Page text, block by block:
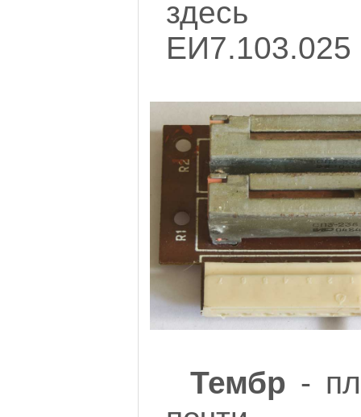
здесь
ЕИ7.103.025
Тембр -